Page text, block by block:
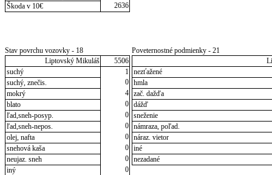
Škoda v 10€
2636
Stav povrchu vozovky - 18
Liptovský Mikuláš
5506
suchý
1
suchý, znečis.
0
mokrý
4
blato
0
ľad,sneh-posyp.
0
ľad,sneh-nepos.
0
olej, nafta
0
snehová kaša
0
neujaz. sneh
0
iný
0
Poveternostné podmienky - 21
nezťažené
hmla
zač. dažďa
dážď
sneženie
námraza, poľad.
náraz. vietor
iné
nezadané